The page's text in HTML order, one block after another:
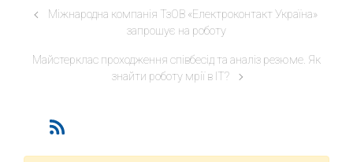
Міжнародна компанія ТзОВ «Електроконтакт Україна»
запрошує на роботу
Майстерклас проходження співбесід та аналіз резюме. Як
знайти роботу мрії в IT?